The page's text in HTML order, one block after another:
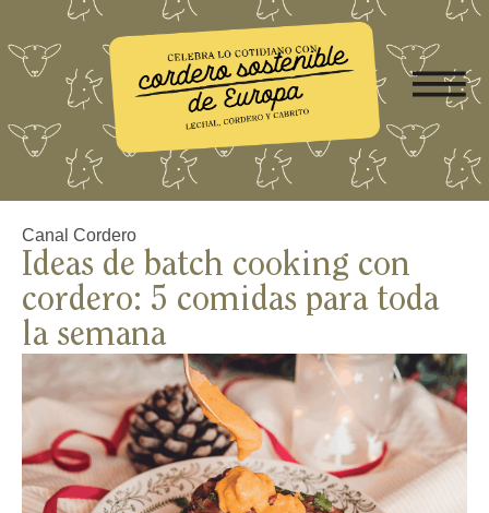
Canal Cordero
Ideas de batch cooking con
cordero: 5 comidas para toda
la semana